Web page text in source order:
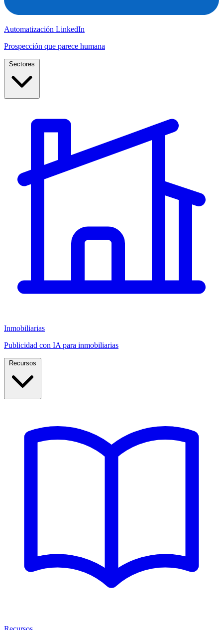
Automatización LinkedIn
Prospección que parece humana
Inmobiliarias
Publicidad con IA para inmobiliarias